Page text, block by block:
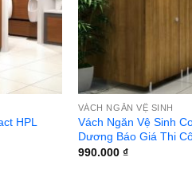
HPL
VÁCH NGĂN VỆ SINH
Vách Ngăn Vệ Sinh
Dương Báo Giá Thi
990.000 ₫